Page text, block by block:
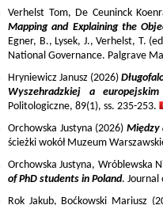
Verhelst Tom, De Ceuninck
Mapping and Explaining the
Egner, B., Lysek, J., Verhelst, T.
National Governance. Palgrave
Hryniewicz Janusz (2026)
Wyszehradzkiej a
Politologiczne, 89(1), ss. 235-253.
Orchowska Justyna (2026) Między
ścieżki wokół Muzeum
Orchowska Justyna, Wróblewska
of PhD students in Poland. Journal
Rok Jakub, Boćkowski Mariusz